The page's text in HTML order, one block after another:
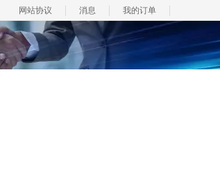
网站协议 消息 我的订单